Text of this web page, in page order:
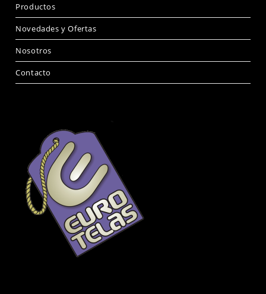
Productos
Novedades y Ofertas
Nosotros
Contacto